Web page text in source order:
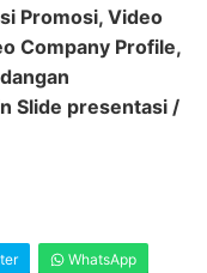
Promosi, Video
Company Profile,
Slide presentasi /
WhatsApp